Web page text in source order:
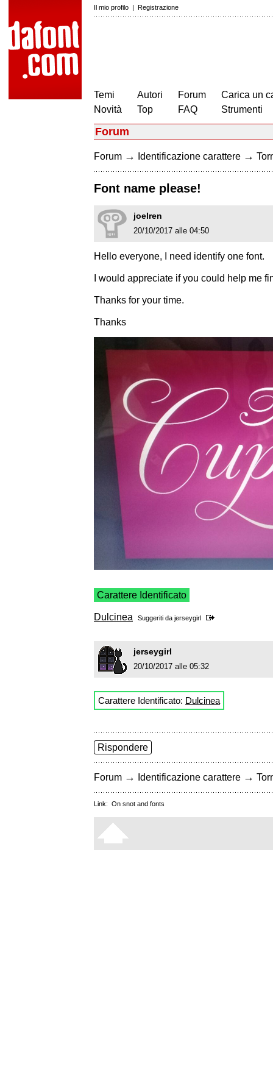
Il mio profilo | Registrazione
Temi
Novità
Autori
Top
Forum
FAQ
Carica un
Strumenti
Forum
Forum → Identificazione carattere →
Font name please!
joelren
20/10/2017 alle 04:50
Hello everyone, I need identify one font.
I would appreciate if you could help me
Thanks for your time.
Thanks
Carattere Identificato
Dulcinea Suggeriti da jerseygirl
jerseygirl
20/10/2017 alle 05:32
Carattere Identificato: Dulcinea
Rispondere
Forum → Identificazione carattere →
Link: On snot and fonts